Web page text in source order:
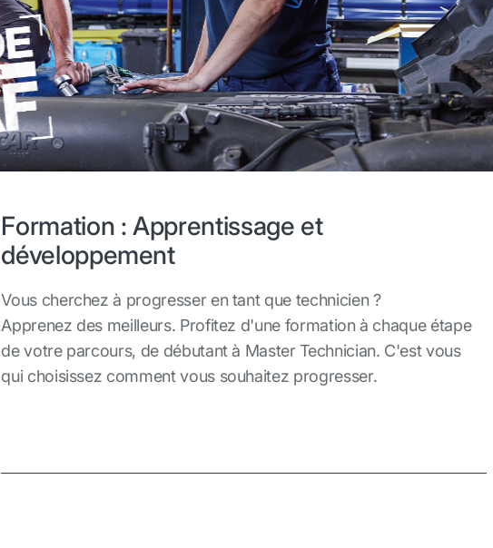
Formation : Apprentissage et
développement
Vous cherchez à progresser en tant que technicien ?
Apprenez des meilleurs. Profitez d'une formation à chaque étape
de votre parcours, de débutant à Master Technician. C'est vous
qui choisissez comment vous souhaitez progresser.
Vous avez envie d'un environnement innovant et high-tech ?
Vous aimez travailler en équipe ?
Vous pouvez résoudre des problèmes complexes tout en gardant
votre calme ?
Vous vous sentez valorisé lorsque vous avez des responsabilités ?